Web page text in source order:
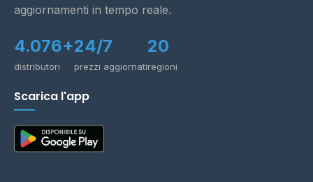
aggiornamenti in tempo reale.
4.076+
distributori
24/7
prezzi aggiornati
20
regioni
Scarica l'app